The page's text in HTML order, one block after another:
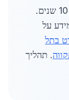
תשלום סופי לאחר אישור, עם אחריות 10 שנים.
על
בתל
. תהליך